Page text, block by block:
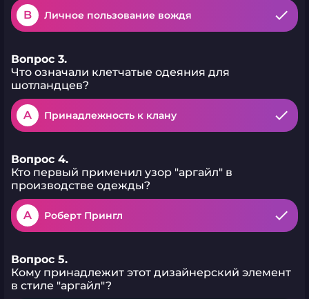
B Личное пользование вождя
Вопрос 3.
Что означали клетчатые одеяния для
шотландцев?
A Принадлежность к клану
Вопрос 4.
Кто первый применил узор "аргайл" в
производстве одежды?
A Роберт Прингл
Вопрос 5.
Кому принадлежит этот дизайнерский элемент
в стиле "аргайл"?